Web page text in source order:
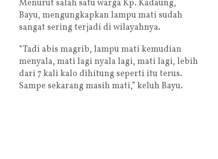
Menurut salah satu warga Kp. Kadaung,
Bayu, mengungkapkan lampu mati sudah
sangat sering terjadi di wilayahnya.
“Tadi abis magrib, lampu mati kemudian
menyala, mati lagi nyala lagi, mati lagi, lebih
dari 7 kali kalo dihitung seperti itu terus.
Sampe sekarang masih mati,” keluh Bayu.